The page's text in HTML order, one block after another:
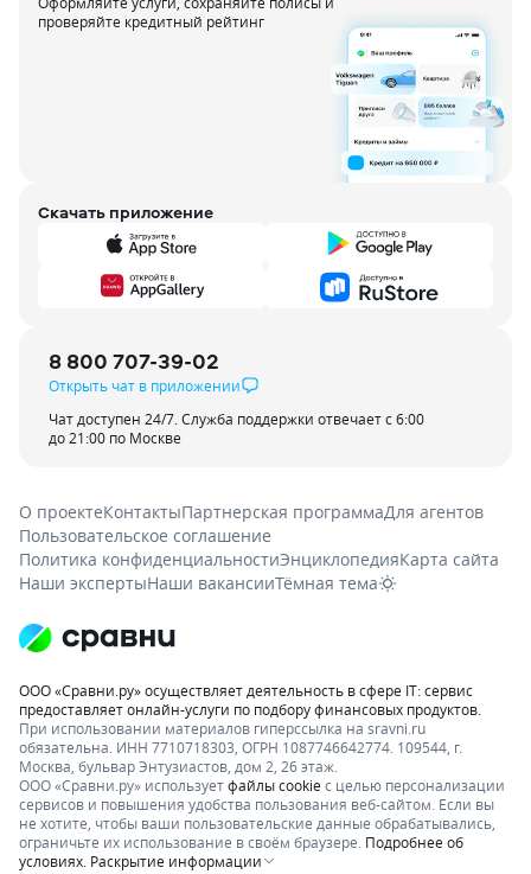
проверяйте кредитный рейтинг
Скачать приложение
8 800 707-39-02
Открыть чат в приложении
Чат доступен 24/7. Служба поддержки отвечает с 6:00
до 21:00 по Москве
О проектеКонтактыПартнерская программаДля агентов
Пользовательское соглашение
Политика конфиденциальностиЭнциклопедияКарта сайта
Наши экспертыНаши вакансииТёмная тема
ООО «Сравни.ру» осуществляет деятельность в сфере IT: сервис
предоставляет онлайн-услуги по подбору финансовых продуктов.
При использовании материалов гиперссылка на sravni.ru
обязательна. ИНН 7710718303, ОГРН 1087746642774. 109544, г.
Москва, бульвар Энтузиастов, дом 2, 26 этаж.
ООО «Сравни.ру» используетфайлы cookieс целью персонализации
сервисов и повышения удобства пользования веб-сайтом. Если вы
не хотите, чтобы ваши пользовательские данные обрабатывались,
ограничьте их использование в своём браузере. Подробнее об
условиях. Раскрытие информации